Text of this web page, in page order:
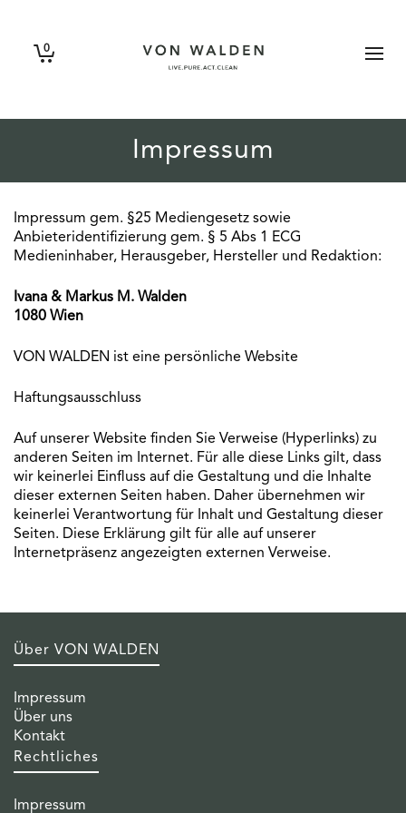
0
Impressum
Impressum gem. §25 Mediengesetz sowie
Anbieteridentifizierung gem. § 5 Abs 1 ECG
Medieninhaber, Herausgeber, Hersteller und Redaktion:
Ivana & Markus M. Walden
1080 Wien
VON WALDEN ist eine persönliche Website
Haftungsausschluss
Auf unserer Website finden Sie Verweise (Hyperlinks) zu
anderen Seiten im Internet. Für alle diese Links gilt, dass
wir keinerlei Einfluss auf die Gestaltung und die Inhalte
dieser externen Seiten haben. Daher übernehmen wir
keinerlei Verantwortung für Inhalt und Gestaltung dieser
Seiten. Diese Erklärung gilt für alle auf unserer
Internetpräsenz angezeigten externen Verweise.
Über VON WALDEN
Impressum
Über uns
Kontakt
Rechtliches
Impressum